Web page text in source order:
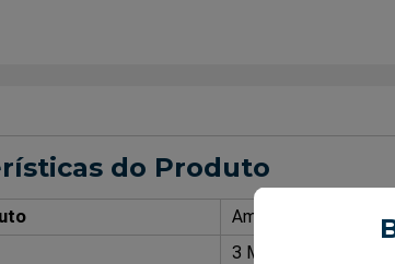
do Produto
Amortecedor de
3 Meses